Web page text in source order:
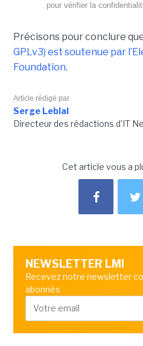
pour vérifier la
Précisons pour conclure
GPLv3) est soutenue par
Foundation.
Article rédigé par
Serge Leblal
Directeur des rédactions d'IT
Cet article vous a
NEWSLETTER LMI
Recevez notre newsletter
abonnés